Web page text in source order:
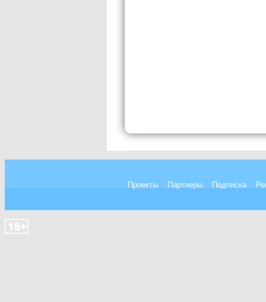
Проекты Партнеры Подписка